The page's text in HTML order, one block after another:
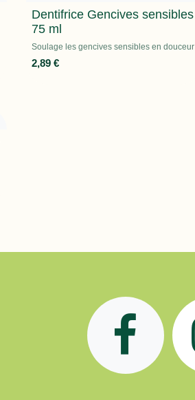
Dentifrice Gencives sensibles
75 ml
Soulage les gencives sensibles en douceur
2,89€